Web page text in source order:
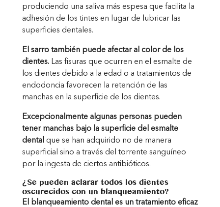
produciendo una saliva más espesa que facilita la
adhesión de los tintes en lugar de lubricar las
superficies dentales.
El sarro también puede afectar al color de los
dientes.Las fisuras que ocurren en el esmalte de
los dientes debido a la edad o a tratamientos de
endodoncia favorecen la retención de las
manchas en la superficie de los dientes.
Excepcionalmente algunas personas pueden
tener manchas bajo la superficie del esmalte
dental que se han adquirido no de manera
superficial sino a través del torrente sanguíneo
por la ingesta de ciertos antibióticos.
¿Se pueden aclarar todos los dientes
oscurecidos con un blanqueamiento?
El blanqueamiento dental es un tratamiento eficaz